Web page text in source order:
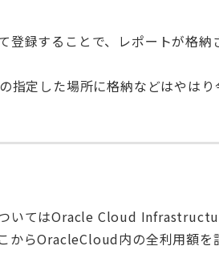
登録することで、レポートが格納
指定した場所に格納などはやはり
いてはOracle Cloud
からOracleCloud内の全利用額を